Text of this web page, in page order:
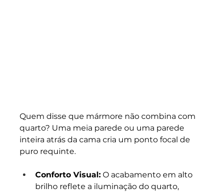
Quem disse que mármore não combina com
quarto? Uma meia parede ou uma parede
inteira atrás da cama cria um ponto focal de
puro requinte.
Conforto Visual: O acabamento em alto
brilho reflete a iluminação do quarto,